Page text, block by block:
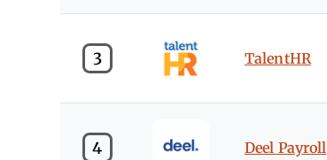
3 TalentHR
4 Deel Payroll